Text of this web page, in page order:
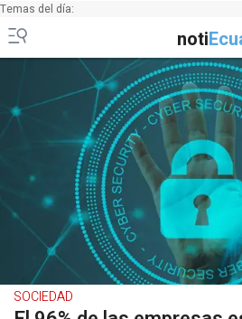
Temas del día:
noti
SOCIEDAD